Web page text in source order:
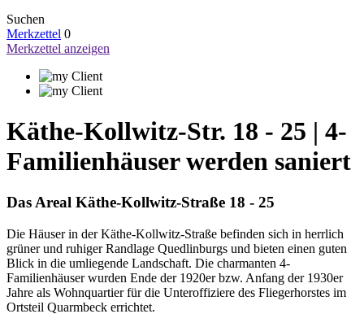
Suchen
Merkzettel 0
Merkzettel anzeigen
Käthe-Kollwitz-Str. 18 - 25 | 4-
Familienhäuser werden saniert
Das Areal Käthe-Kollwitz-Straße 18 - 25
Die Häuser in der Käthe-Kollwitz-Straße befinden sich in herrlich
grüner und ruhiger Randlage Quedlinburgs und bieten einen guten
Blick in die umliegende Landschaft. Die charmanten 4-
Familienhäuser wurden Ende der 1920er bzw. Anfang der 1930er
Jahre als Wohnquartier für die Unteroffiziere des Fliegerhorstes im
Ortsteil Quarmbeck errichtet.